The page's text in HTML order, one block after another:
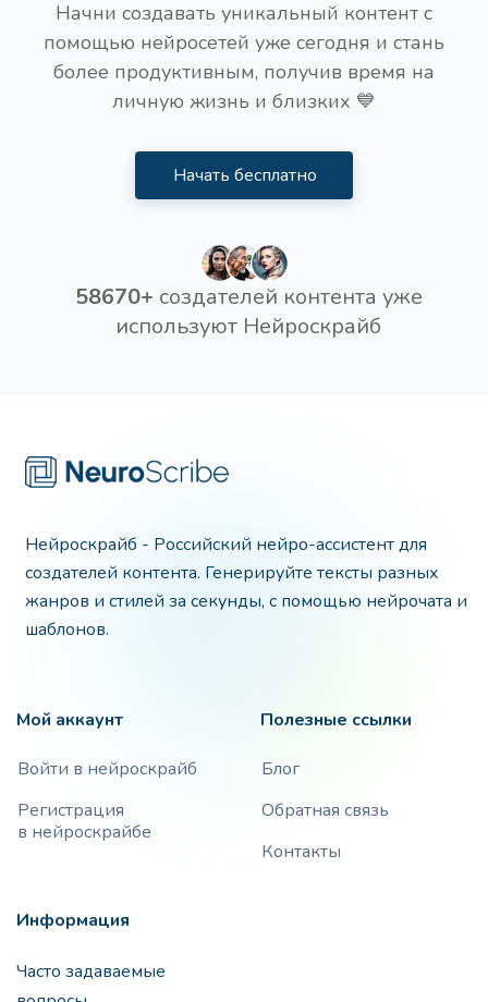
Начни создавать уникальный контент с
помощью нейросетей уже сегодня и стань
более продуктивным, получив время на
личную жизнь и близких 💙
Начать бесплатно
58670+ создателей контента уже
используют Нейроскрайб
Нейроскрайб - Российский нейро-ассистент для
создателей контента. Генерируйте тексты разных
жанров и стилей за секунды, с помощью нейрочата и
шаблонов.
Мой аккаунт
Войти в нейроскрайб
Регистрация
в нейроскрайбе
Полезные ссылки
Блог
Обратная связь
Контакты
Информация
Часто задаваемые